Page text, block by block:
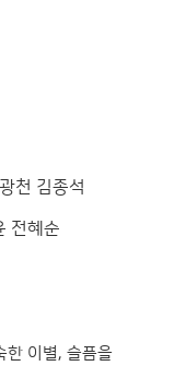
천 김종석
전혜순
한 이별, 슬픔을